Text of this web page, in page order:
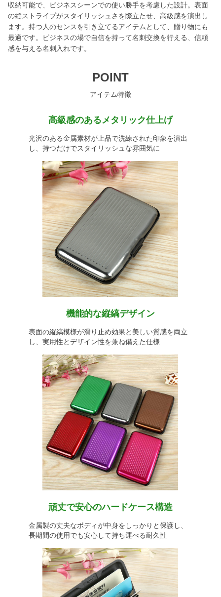
収納可能で、ビジネスシーンでの使い勝手を考慮した設計。表面
の縦ストライプがスタイリッシュさを際立たせ、高級感を演出し
ます。持つ人のセンスを引き立てるアイテムとして、贈り物にも
最適です。ビジネスの場で自信を持って名刺交換を行える、信頼
感を与える名刺入れです。
POINT
アイテム特徴
高級感のあるメタリック仕上げ
光沢のある金属素材が上品で洗練された印象を演出
し、持つだけでスタイリッシュな雰囲気に
機能的な縦縞デザイン
表面の縦縞模様が滑り止め効果と美しい質感を両立
し、実用性とデザイン性を兼ね備えた仕様
頑丈で安心のハードケース構造
金属製の丈夫なボディが中身をしっかりと保護し、
長期間の使用でも安心して持ち運べる耐久性